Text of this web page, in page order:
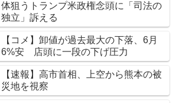
体狙うトランプ米政権念頭に「司法の
独立」訴える
【コメ】卸値が過去最大の下落、6月
6%安 店頭に一段の下げ圧力
【速報】高市首相、上空から熊本の被
災地を視察